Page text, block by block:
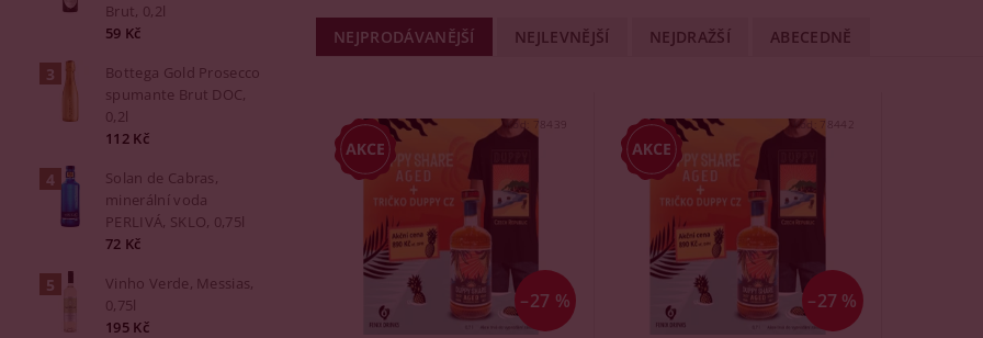
Brut, 0,2l
59 Kč
Bottega Gold Prosecco
spumante Brut DOC,
0,2l
112 Kč
Solan de Cabras,
minerální voda
PERLIVÁ, SKLO, 0,75l
72 Kč
Vinho Verde, Messias,
0,75l
195 Kč
NEJPRODÁVANĚJŠÍ NEJLEVNĚJŠÍ NEJDRAŽŠÍ ABECEDNĚ
–27 %
Kód: 78439
–27 %
Kód: 78442